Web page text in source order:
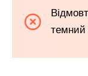
темний